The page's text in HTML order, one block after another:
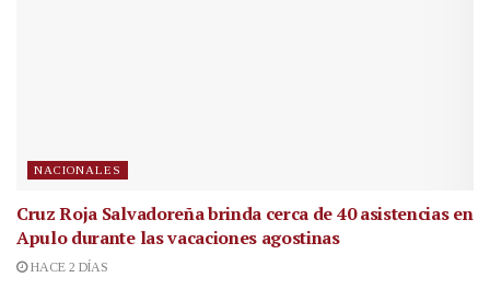
NACIONALES
Cruz Roja Salvadoreña brinda cerca de 40 asistencias en
Apulo durante las vacaciones agostinas
HACE 2 DÍAS